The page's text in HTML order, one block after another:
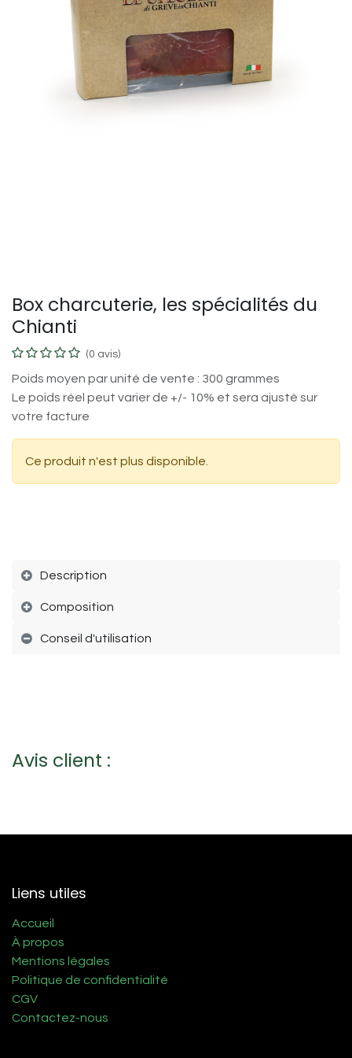
Box charcuterie, les spécialités du
Chianti
(0 avis)
Poids moyen par unité de vente : 300 grammes
Le poids réel peut varier de +/- 10% et sera ajusté sur
votre facture
Ce produit n'est plus disponible.
Description
Composition
Conseil d'utilisation
Avis client :
Liens utiles
Accueil
À propos
Mentions légales
Politique de confidentialité
CGV
Contactez-nous